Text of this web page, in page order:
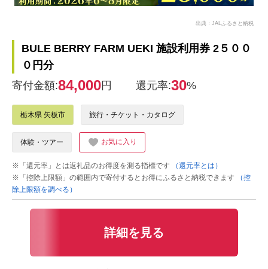
出典：JALふるさと納税
BULE BERRY FARM UEKI 施設利用券 2５００
０円分
寄付金額:84,000円 還元率:30%
栃木県 矢板市 旅行・チケット・カタログ
体験・ツアー お気に入り
※「還元率」とは返礼品のお得度を測る指標です
（還元率とは）
※「控除上限額」の範囲内で寄付するとお得にふるさと納税できます
（控
除上限額を調べる）
詳細を見る